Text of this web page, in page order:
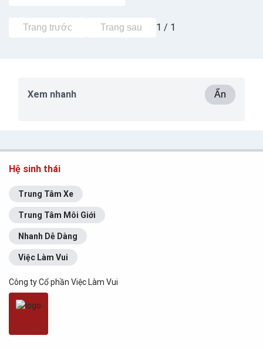
Trang trước Trang sau 1 / 1
Xem nhanh Ẩn
Hệ sinh thái
Trung Tâm Xe
Trung Tâm Môi Giới
Nhanh Dễ Dàng
Việc Làm Vui
Công ty Cổ phần Việc Làm Vui